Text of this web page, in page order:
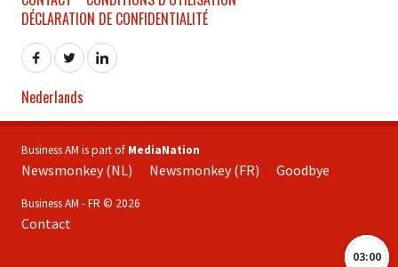
03:00
DÉCLARATION DE CONFIDENTIALITÉ
Nederlands
Business AM is part of MediaNation
Newsmonkey (NL) Newsmonkey (FR) Goodbye
Business AM - FR © 2026
Contact